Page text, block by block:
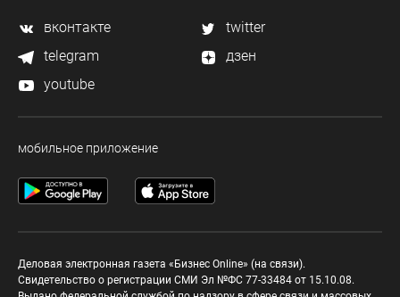
вконтакте
twitter
telegram
дзен
youtube
мобильное приложение
Деловая электронная газета «Бизнес Online» (на связи).
Свидетельство о регистрации СМИ Эл №ФС 77-33484 от 15.10.08.